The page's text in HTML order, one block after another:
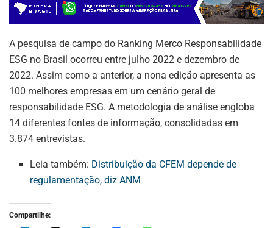
A pesquisa de campo do Ranking Merco Responsabilidade
ESG no Brasil ocorreu entre julho 2022 e dezembro de
2022. Assim como a anterior, a nona edição apresenta as
100 melhores empresas em um cenário geral de
responsabilidade ESG. A metodologia de análise engloba
14 diferentes fontes de informação, consolidadas em
3.874 entrevistas.
Leia também: Distribuição da CFEM depende de
regulamentação, diz ANM
Compartilhe: